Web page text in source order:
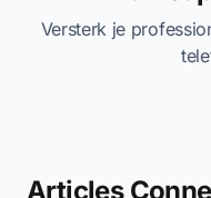
Versterk je
Articles